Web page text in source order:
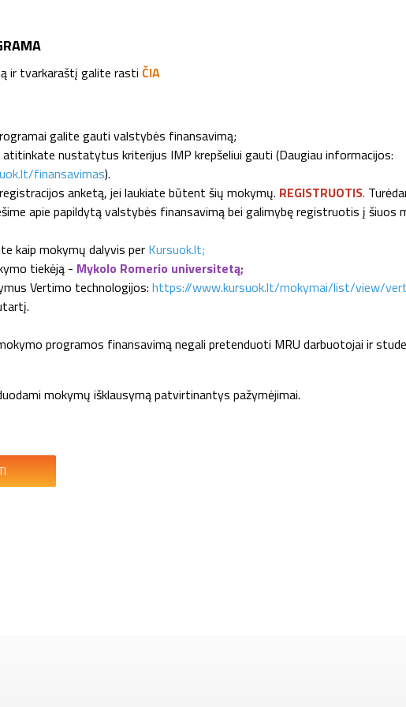
ir tvarkaraštį galite rasti ČIA
galite gauti valstybės finansavimą;
nustatytus kriterijus IMP krepšeliui gauti (Daugiau informacijos:
finansavimas).
anketą, jei laukiate būtent šių mokymų. REGISTRUOTIS.
apie papildytą valstybės finansavimą bei galimybę registruotis į šiuos
kaip mokymų dalyvis per Kursuok.lt;
tiekėją - Mykolo Romerio universitetą;
Vertimo technologijos: https://www.kursuok.lt/mokymai/list/view/
programos finansavimą negali pretenduoti MRU darbuotojai ir
mokymų išklausymą patvirtinantys pažymėjimai.